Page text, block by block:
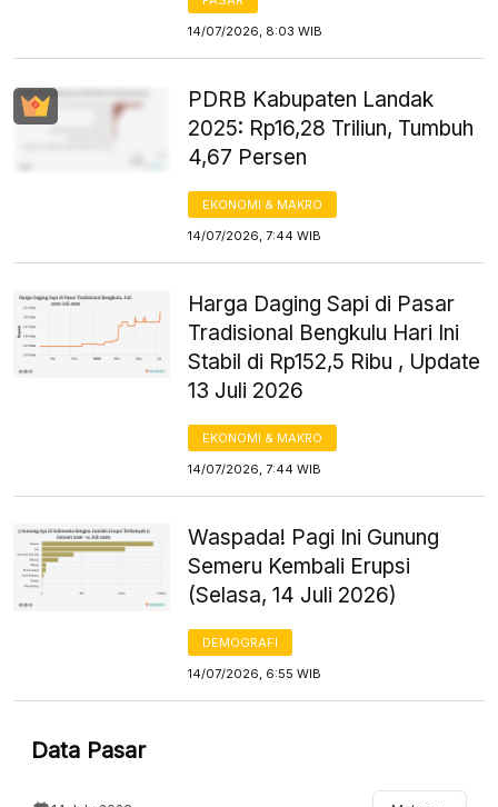
14/07/2026, 8:03 WIB
PDRB Kabupaten Landak
2025: Rp16,28 Triliun, Tumbuh
4,67 Persen
EKONOMI & MAKRO
14/07/2026, 7:44 WIB
Harga Daging Sapi di Pasar
Tradisional Bengkulu Hari Ini
Stabil di Rp152,5 Ribu , Update
13 Juli 2026
EKONOMI & MAKRO
14/07/2026, 7:44 WIB
Waspada! Pagi Ini Gunung
Semeru Kembali Erupsi
(Selasa, 14 Juli 2026)
DEMOGRAFI
14/07/2026, 6:55 WIB
Data Pasar